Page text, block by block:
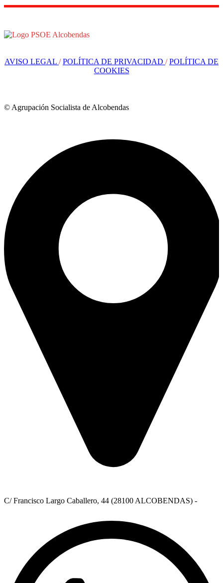
AVISO LEGAL /POLÍTICA DE PRIVACIDAD /POLÍTICA DE
COOKIES
© Agrupación Socialista de Alcobendas
C/ Francisco Largo Caballero, 44 (28100 ALCOBENDAS) -